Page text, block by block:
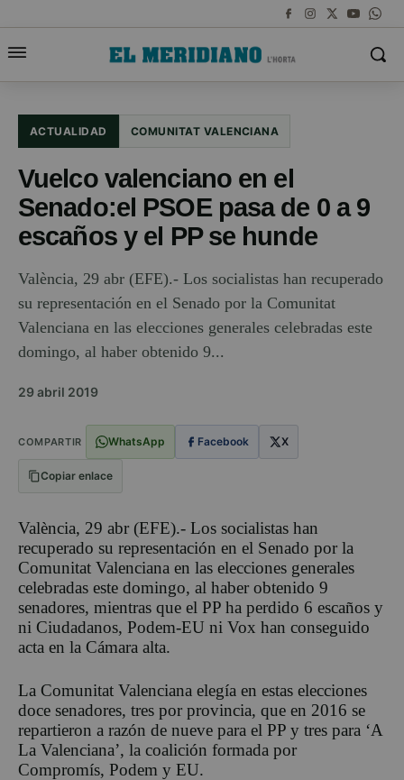
ACTUALIDAD COMUNITAT VALENCIANA
Vuelco valenciano en el
Senado:el PSOE pasa de 0 a 9
escaños y el PP se hunde
València, 29 abr (EFE).- Los socialistas han recuperado
su representación en el Senado por la Comunitat
Valenciana en las elecciones generales celebradas este
domingo, al haber obtenido 9...
29 abril 2019
COMPARTIR WhatsApp Facebook X
Copiar enlace
València, 29 abr (EFE).- Los socialistas han
recuperado su representación en el Senado por la
Comunitat Valenciana en las elecciones generales
celebradas este domingo, al haber obtenido 9
senadores, mientras que el PP ha perdido 6 escaños y
ni Ciudadanos, Podem-EU ni Vox han conseguido
acta en la Cámara alta.
La Comunitat Valenciana elegía en estas elecciones
doce senadores, tres por provincia, que en 2016 se
repartieron a razón de nueve para el PP y tres para ‘A
La Valenciana’, la coalición formada por
Compromís, Podem y EU.